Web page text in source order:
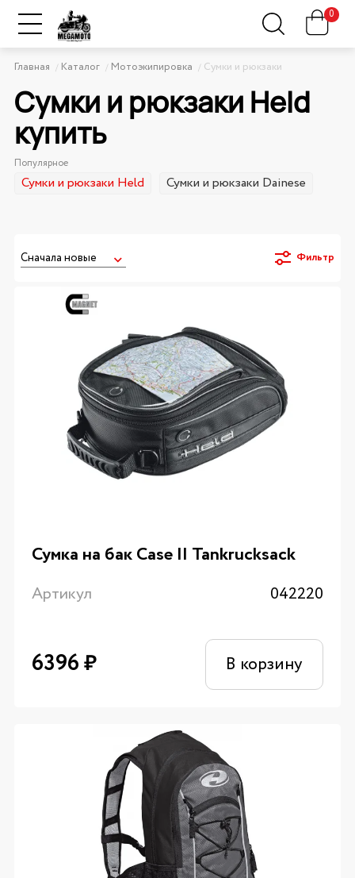
0
Главная Каталог Мотоэкипировка Сумки и рюкзаки
Сумки и рюкзаки Held
купить
Популярное
Сумки и рюкзаки Held Сумки и рюкзаки Dainese
Фильтр
Сумка на бак Case II Tankrucksack
Артикул 042220
6396₽ В корзину